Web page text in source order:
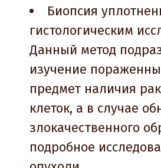
Биопсия
гистологическим
Данный метод
изучение
предмет наличия
клеток, а в случае
злокачественного
подробное